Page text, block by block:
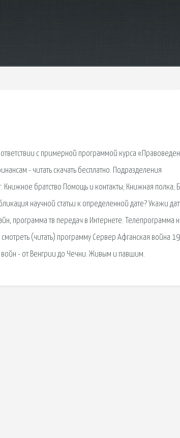
с примерной программой курса
- читать скачать бесплатно. Подразделения
Книжное братство Помощь и контакты; Книжная полка;
научной статьи к определенной дате? Укажи
программа тв передач в Интернете. Телепрограмма
(читать) программу Сервер Афганская война
войн - от Венгрии до Чечни. Живым и павшим.